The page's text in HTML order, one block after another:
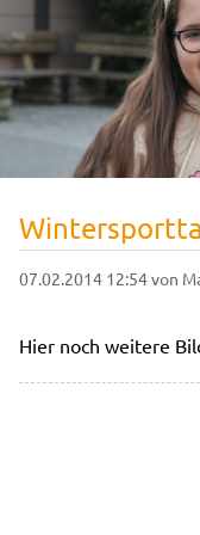
07.02.2014 12:54von
Hier noch weitere